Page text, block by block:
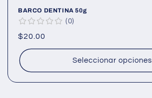
BARCO DENTINA 50g
0
Precio
habitual
$20.00
Seleccionar opciones